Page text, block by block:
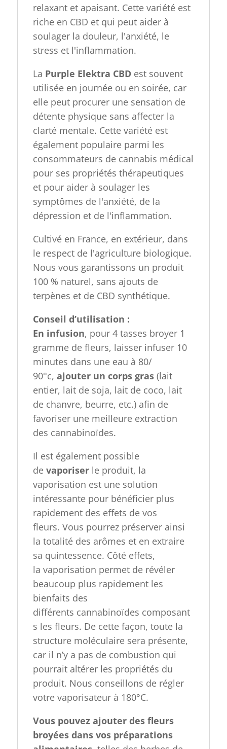
relaxant et apaisant. Cette variété est
riche en CBD et qui peut aider à
soulager la douleur, l'anxiété, le
stress et l'inflammation.
La Purple Elektra CBDest souvent
utilisée en journée ou en soirée, car
elle peut procurer une sensation de
détente physique sans affecter la
clarté mentale. Cette variété est
également populaire parmi les
consommateurs de cannabis médical
pour ses propriétés thérapeutiques
et pour aider à soulager les
symptômes de l'anxiété, de la
dépression et de l'inflammation.
Cultivé en France, en extérieur, dans
le respect de l'agriculture biologique.
Nous vous garantissons un produit
100 % naturel, sans ajouts de
terpènes et de CBD synthétique.
Conseil d’utilisation :
En infusion, pour 4 tasses broyer 1
gramme de fleurs, laisser infuser 10
minutes dans une eau à 80/
90°c, ajouter un corps gras (lait
entier, lait de soja, lait de coco, lait
de chanvre, beurre, etc.)afin de
favoriser une meilleure extraction
des cannabinoïdes.
Il est également possible
de vaporiserle produit, la
vaporisation est une solution
intéressante pour bénéficier plus
rapidement des effets de vos
fleurs. Vous pourrez préserver ainsi
la totalité des arômes et en extraire
sa quintessence. Côté effets,
la vaporisation permet de révéler
beaucoup plus rapidement les
bienfaits des
différents cannabinoïdes composant
s les fleurs. De cette façon, toute la
structure moléculaire sera présente,
car il n’y a pas de combustion qui
pourrait altérer les propriétés du
produit. Nous conseillons de régler
votre vaporisateur à 180°C.
Vous pouvez ajouter des fleurs
broyées dans vos préparations